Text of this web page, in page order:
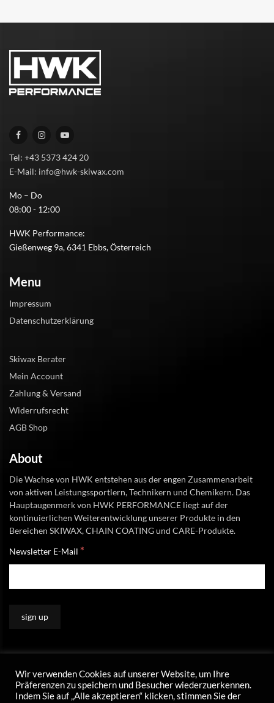
Tel: +43 5373 424 20
E-Mail: info@hwk-skiwax.com
Mo – Do
08:00 - 12:00
HWK Performance:
Gießenweg 9a, 6341 Ebbs, Österreich
Menu
Impressum
Datenschutzerklärung
Skiwax Berater
Mein Account
Zahlung & Versand
Widerrufsrecht
AGB Shop
About
Die Wachse von HWK entstehen aus der engen Zusammenarbeit
von aktiven Leistungssportlern, Technikern und Chemikern. Das
Hauptaugenmerk von HWK PERFORMANCE liegt auf der
kontinuierlichen Weiterentwicklung unserer Produkte in den
Bereichen SKIWAX, CHAIN COATING und CARE-Produkte.
Newsletter E-Mail *
Wir verwenden Cookies auf unserer Website, um Ihre
Präferenzen zu speichern und Besucher wiederzuerkennen.
Indem Sie auf „Alle akzeptieren“ klicken, stimmen Sie der